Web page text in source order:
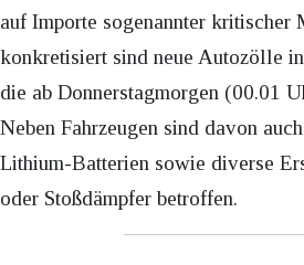
auf Importe sogenannter kritischer
konkretisiert sind neue Autozölle
die ab Donnerstagmorgen (00.01
Neben Fahrzeugen sind davon
Lithium-Batterien sowie diverse
oder Stoßdämpfer betroffen.